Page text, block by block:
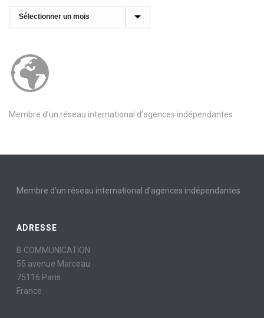
Archives
Membre d’un réseau international d’agences indépendantes
Membre d’un réseau international d’agences indépendantes
ADRESSE
B COMMUNICATION
55 avenue Marceau
75116 Paris
France